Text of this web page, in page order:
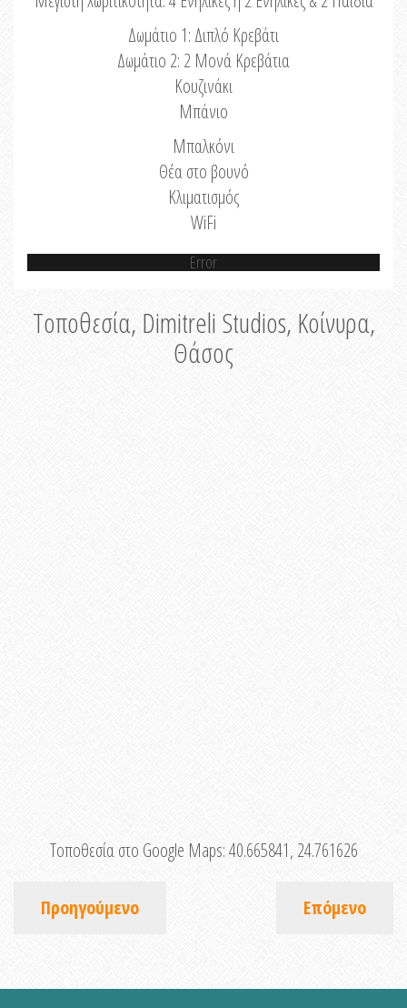
Δωμάτιο 1: Διπλό Κρεβάτι
Δωμάτιο 2: 2 Μονά Κρεβάτια
Κουζινάκι
Μπάνιο
Μπαλκόνι
Θέα στο βουνό
Κλιματισμός
WiFi
Error
Τοποθεσία, Dimitreli Studios, Κοίνυρα,
Θάσος
Τοποθεσία στο Google Maps:40.665841, 24.761626
Προηγούμενο Επόμενο